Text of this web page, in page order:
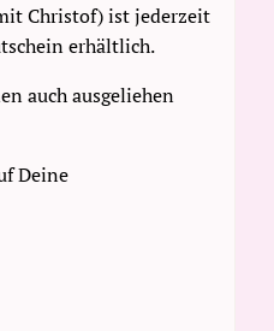
Christof) ist jederzeit
erhältlich.
auch ausgeliehen
Deine